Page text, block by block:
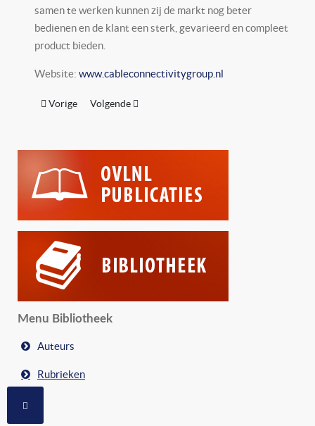
samen te werken kunnen zij de markt nog beter
bedienen en de klant een sterk, gevarieerd en compleet
product bieden.
Website: www.cableconnectivitygroup.nl
Vorig artikel: Innolumis
Vorige Volgende artikel: Klifman Lichttechniek
Volgende
Menu Bibliotheek
Auteurs
Rubrieken